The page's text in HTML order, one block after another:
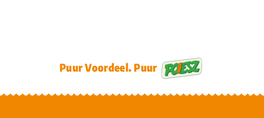
Puur Voordeel. Puur